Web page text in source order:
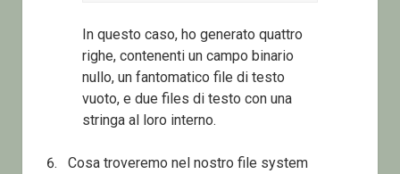
In questo caso, ho generato quattro
righe, contenenti un campo binario
nullo, un fantomatico file di testo
vuoto, e due files di testo con una
stringa al loro interno.
Cosa troveremo nel nostro file system